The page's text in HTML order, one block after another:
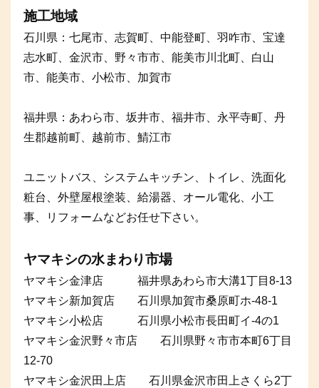
施工地域
石川県：七尾市、志賀町、中能登町、羽咋市、宝達
志水町、金沢市、野々市市、能美市川北町、白山
市、能美市、小松市、加賀市
福井県：あわら市、坂井市、福井市、永平寺町、丹
生郡越前町、越前市、鯖江市
ユニットバス、システムキッチン、トイレ、洗面化
粧台、外壁屋根塗装、給湯器、オール電化、小工
事、リフォームなどお任せ下さい。
ヤマキシの水まわり市場
ヤマキシ金津店 福井県あわら市大溝1丁目8-13
ヤマキシ新加賀店 石川県加賀市桑原町ホ-48-1
ヤマキシ小松店 石川県小松市長田町イ-4の1
ヤマキシ金沢野々市店 石川県野々市市本町6丁目
12-70
ヤマキシ金沢田上店 石川県金沢市田上さくら2丁